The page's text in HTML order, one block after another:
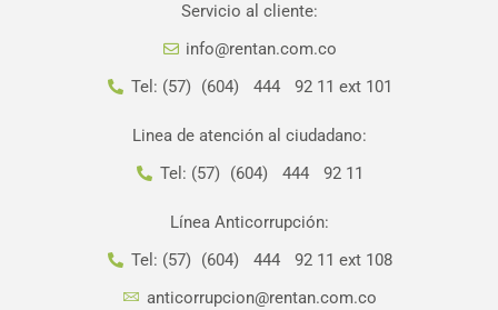
Servicio al cliente:
info@rentan.com.co
Tel: (57) (604) 444 92 11 ext 101
Linea de atención al ciudadano:
Tel: (57) (604) 444 92 11
Línea Anticorrupción:
Tel: (57) (604) 444 92 11 ext 108
anticorrupcion@rentan.com.co